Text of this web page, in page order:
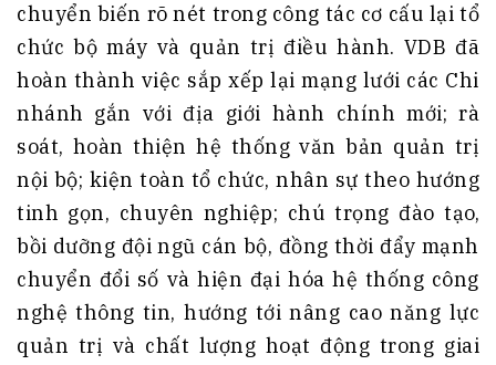
chuyển biến rõ nét trong công tác cơ cấu lại tổ
chức bộ máy và quản trị điều hành. VDB đã
hoàn thành việc sắp xếp lại mạng lưới các Chi
nhánh gắn với địa giới hành chính mới; rà
soát, hoàn thiện hệ thống văn bản quản trị
nội bộ; kiện toàn tổ chức, nhân sự theo hướng
tinh gọn, chuyên nghiệp; chú trọng đào tạo,
bồi dưỡng đội ngũ cán bộ, đồng thời đẩy mạnh
chuyển đổi số và hiện đại hóa hệ thống công
nghệ thông tin, hướng tới nâng cao năng lực
quản trị và chất lượng hoạt động trong giai